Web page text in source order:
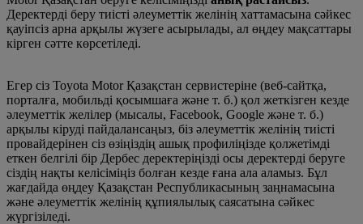
Деректерді беру тиісті әлеуметтік желінің хаттамасына сәйкес
қауіпсіз арна арқылы жүзеге асырылады, ал өңдеу мақсаттары
кірген сәтте көрсетіледі.
Егер сіз Toyota Motor Қазақстан сервистеріне (веб-сайтқа,
порталға, мобильді қосымшаға және т. б.) қол жеткізген кезде
әлеуметтік желілер (мысалы, Facebook, Google және т. б.)
арқылы кіруді пайдалансаңыз, біз әлеуметтік желінің тиісті
провайдерінен сіз өзіңіздің ашық профиліңізде қолжетімді
еткен белгілі бір Дербес деректеріңізді осы деректерді беруге
сіздің нақты келісіміңіз болған кезде ғана ала аламыз. Бұл
жағдайда өңдеу Қазақстан Республикасының заңнамасына
және әлеуметтік желінің құпиялылық саясатына сәйкес
жүргізіледі.